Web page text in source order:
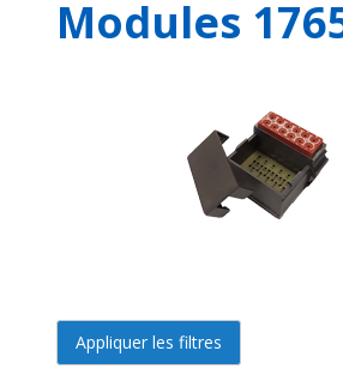
Modules
Appliquer les filtres